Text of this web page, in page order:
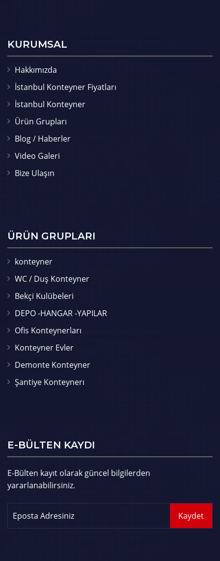
KURUMSAL
Hakkımızda
İstanbul Konteyner Fiyatları
İstanbul Konteyner
Ürün Grupları
Blog / Haberler
Video Galeri
Bize Ulaşın
ÜRÜN GRUPLARI
konteyner
WC / Duş Konteyner
Bekçi Kulübeleri
DEPO -HANGAR -YAPILAR
Ofis Konteynerları
Konteyner Evler
Demonte Konteyner
Şantiye Konteynerı
E-BÜLTEN KAYDI
E-Bülten kayıt olarak güncel bilgilerden
yararlanabilirsiniz.